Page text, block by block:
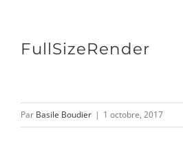
contenuFullSizeRender
Par Basile Boudier | 1 octobre, 2017